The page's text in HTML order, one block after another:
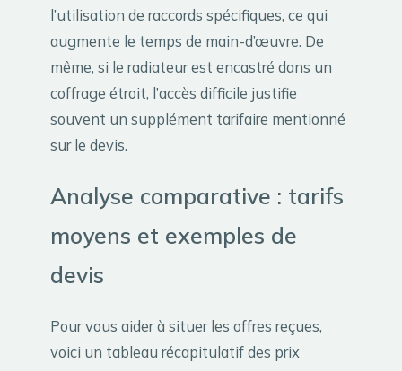
l’utilisation de raccords spécifiques, ce qui
augmente le temps de main-d’œuvre. De
même, si le radiateur est encastré dans un
coffrage étroit, l’accès difficile justifie
souvent un supplément tarifaire mentionné
sur le devis.
Analyse comparative : tarifs
moyens et exemples de
devis
Pour vous aider à situer les offres reçues,
voici un tableau récapitulatif des prix